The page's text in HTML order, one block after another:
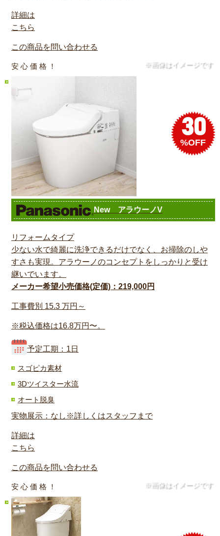
※画像はイメージです
詳細は
こちら
この商品を問い合わせる
安 心 価 格 ！
30
%OFF
※画像はイメージです
New アラウーノV
リフォームタイプ
少ない水で綺麗に洗浄できるだけでなく、お掃除のしや
すさも実現。アラウーノのコンセプトをしっかりと受け
継いでいます。
メーカー希望小売価格(定価)：219,000円
工事費別 15.3 万円～
※税込価格は16.8万円〜。
予定工期：1日
スゴピカ素材
3Dツイスター水流
オート脱臭
実物展示：なし※詳しくはスタッフまで
詳細は
こちら
この商品を問い合わせる
安 心 価 格 ！